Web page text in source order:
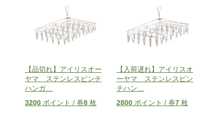
【品切れ】アイリスオー
ヤマ ステンレスピンチ
ハンガ…
3200 ポイント / 券8 枚
【入荷遅れ】アイリスオ
ーヤマ ステンレスピン
チハン
2800 ポイント / 券7 枚